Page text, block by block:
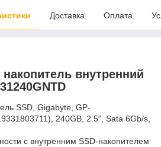
Доставка Оплата
внутренний
SSD, Gigabyte, GP-
240GB, 2.5", Sata 6Gb/s,
с внутренним SSD-накопителем